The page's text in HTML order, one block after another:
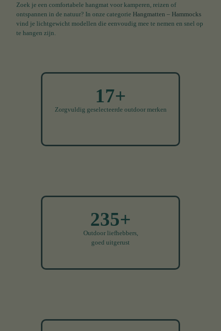
Zoek je een comfortabele hangmat voor kamperen, reizen of
ontspannen in de natuur? In onze categorie Hangmatten – Hammocks
vind je lichtgewicht modellen die eenvoudig mee te nemen en snel op
te hangen zijn.
17+
Zorgvuldig geselecteerde outdoor merken
235+
Outdoor liefhebbers,
goed uitgerust